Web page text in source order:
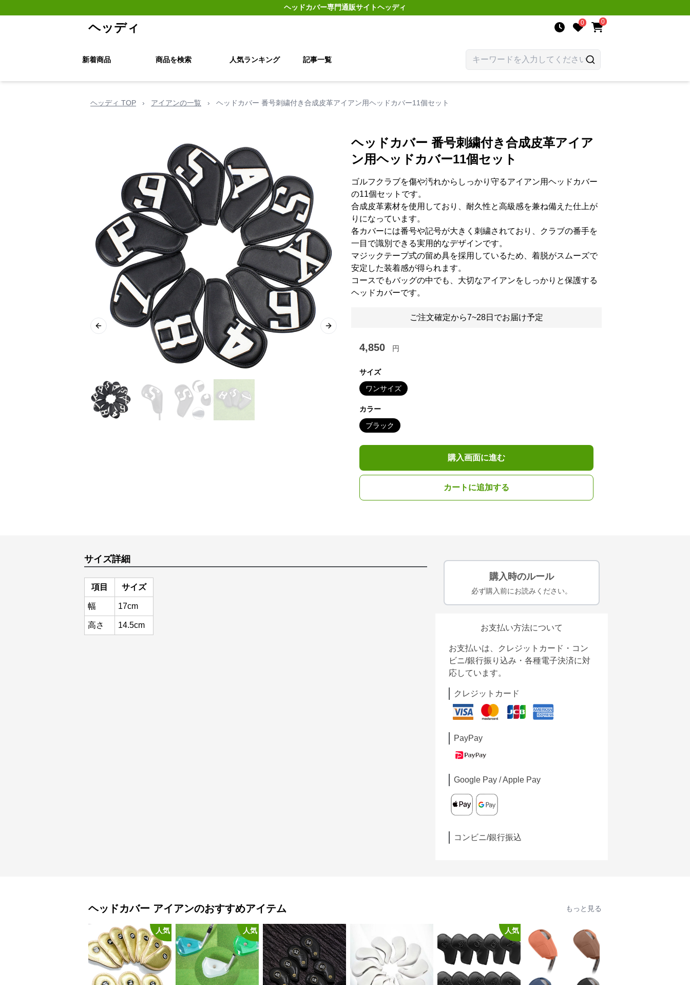
ヘッドカバー専門通販サイトヘッディ
ヘッディ 0 0
新着商品 商品を検索 人気ランキング 記事一覧
ヘッディ TOP › アイアンの一覧 › ヘッドカバー 番号刺繍付き合成皮革アイアン用ヘッドカバー11個セット
Previous slide Next slide
ヘッドカバー 番号刺繍付き合成皮革アイア
ン用ヘッドカバー11個セット
ゴルフクラブを傷や汚れからしっかり守るアイアン用ヘッドカバー
の11個セットです。
合成皮革素材を使用しており、耐久性と高級感を兼ね備えた仕上が
りになっています。
各カバーには番号や記号が大きく刺繍されており、クラブの番手を
一目で識別できる実用的なデザインです。
マジックテープ式の留め具を採用しているため、着脱がスムーズで
安定した装着感が得られます。
コースでもバッグの中でも、大切なアイアンをしっかりと保護する
ヘッドカバーです。
ご注文確定から7~28日でお届け予定
4,850 円
サイズ
ワンサイズ
カラー
ブラック
購入画面に進む
カートに追加する
サイズ詳細
項目 サイズ
幅 17cm
高さ 14.5cm
購入時のルール
必ず購入前にお読みください。
お支払い方法について
お支払いは、クレジットカード・コン
ビニ/銀行振り込み・各種電子決済に対
応しています。
クレジットカード
PayPay
Google Pay / Apple Pay
コンビニ/銀行振込
ヘッドカバー アイアンのおすすめアイテム もっと見る
人気 人気 人気